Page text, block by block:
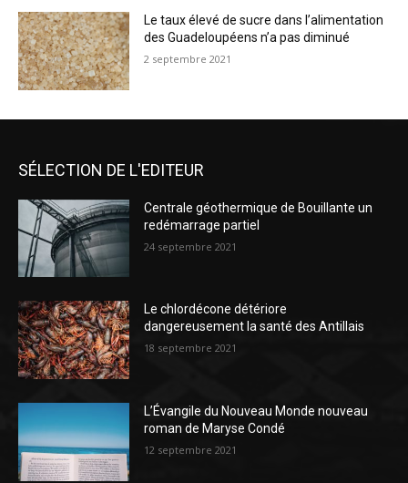
Le taux élevé de sucre dans l’alimentation
des Guadeloupéens n’a pas diminué
2 septembre 2021
SÉLECTION DE L'EDITEUR
Centrale géothermique de Bouillante un
redémarrage partiel
24 septembre 2021
Le chlordécone détériore
dangereusement la santé des Antillais
18 septembre 2021
L’Évangile du Nouveau Monde nouveau
roman de Maryse Condé
12 septembre 2021